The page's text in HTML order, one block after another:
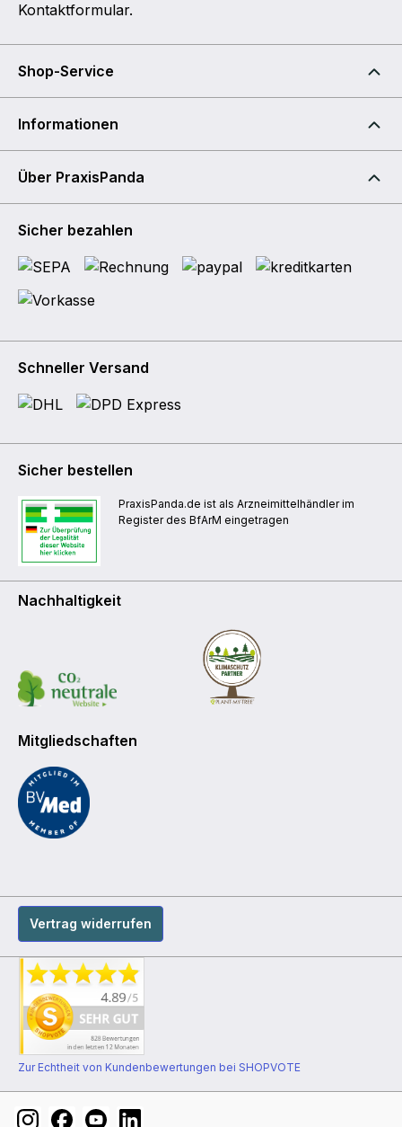
Kontaktformular.
Shop-Service
Informationen
Über PraxisPanda
Sicher bezahlen
Schneller Versand
Sicher bestellen
PraxisPanda.de ist als Arzneimittelhändler im
Register des BfArM eingetragen
Nachhaltigkeit
Mitgliedschaften
Vertrag widerrufen
Zur Echtheit von Kundenbewertungen bei SHOPVOTE